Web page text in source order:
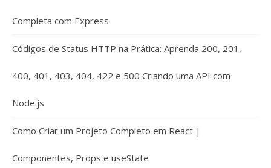
Completa com Express
Códigos de Status HTTP na Prática: Aprenda 200, 201,
400, 401, 403, 404, 422 e 500 Criando uma API com
Node.js
Como Criar um Projeto Completo em React |
Componentes, Props e useState